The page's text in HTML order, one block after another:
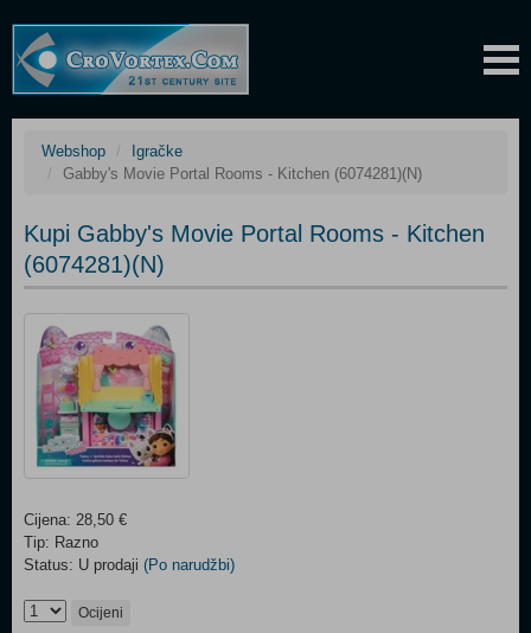
Webshop
Igračke
Gabby's Movie Portal Rooms - Kitchen (6074281)(N)
Kupi Gabby's Movie Portal Rooms - Kitchen
(6074281)(N)
Cijena: 28,50 €
Tip: Razno
Status: U prodaji (Po narudžbi)
Ocijeni